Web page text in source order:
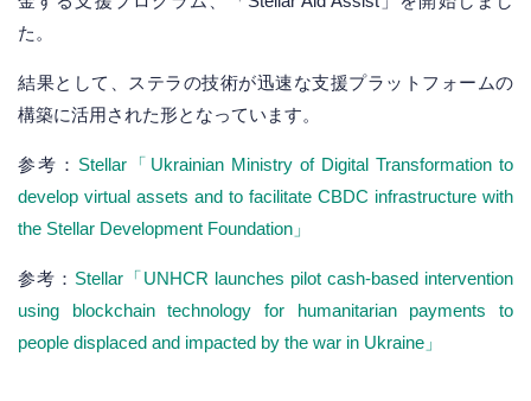
た。
結果として、ステラの技術が迅速な支援プラットフォームの
構築に活用された形となっています。
参考： Stellar「Ukrainian Ministry of Digital Transformation to
develop virtual assets and to facilitate CBDC infrastructure with
the Stellar Development Foundation」
参考： Stellar「UNHCR launches pilot cash-based intervention
using blockchain technology for humanitarian payments to
people displaced and impacted by the war in Ukraine」